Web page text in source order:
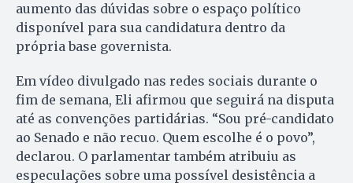
aumento das dúvidas sobre o espaço político
disponível para sua candidatura dentro da
própria base governista.
Em vídeo divulgado nas redes sociais durante o
fim de semana, Eli afirmou que seguirá na disputa
até as convenções partidárias. “Sou pré-candidato
ao Senado e não recuo. Quem escolhe é o povo”,
declarou. O parlamentar também atribuiu as
especulações sobre uma possível desistência a